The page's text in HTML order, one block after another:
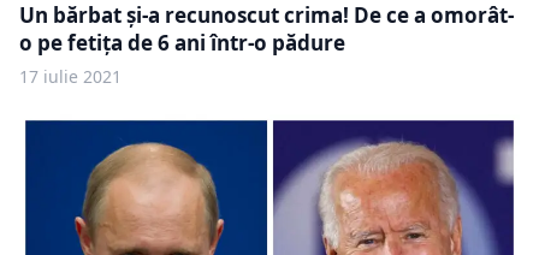
Un bărbat și-a recunoscut crima! De ce a omorât-
o pe fetița de 6 ani într-o pădure
17 iulie 2021